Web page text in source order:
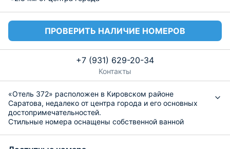
ПРОВЕРИТЬ НАЛИЧИЕ НОМЕРОВ
+7 (931) 629-20-34
Контакты
«Отель 372» расположен в Кировском районе
Саратова, недалеко от центра города и его основных
достопримечательностей.
Стильные номера оснащены собственной ванной